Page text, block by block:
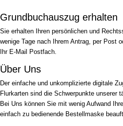
Grundbuchauszug erhalten
Sie erhalten Ihren persönlichen und
wenige Tage nach Ihrem Antrag, per Post
Ihr E-Mail Postfach.
Über Uns
Der einfache und unkomplizierte digitale
Flurkarten sind die Schwerpunkte unserer
Bei Uns können Sie mit wenig Aufwand
einfach zu bedienende Bestellmaske